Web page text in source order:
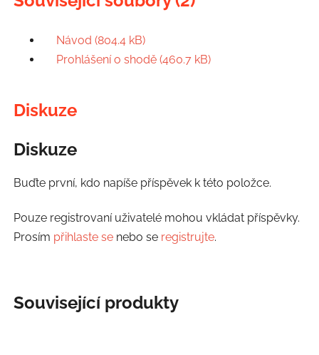
Návod (804.4 kB)
Prohlášení o shodě (460.7 kB)
Diskuze
Diskuze
Buďte první, kdo napíše příspěvek k této položce.
Pouze registrovaní uživatelé mohou vkládat příspěvky.
Prosím přihlaste senebo se registrujte.
Související produkty